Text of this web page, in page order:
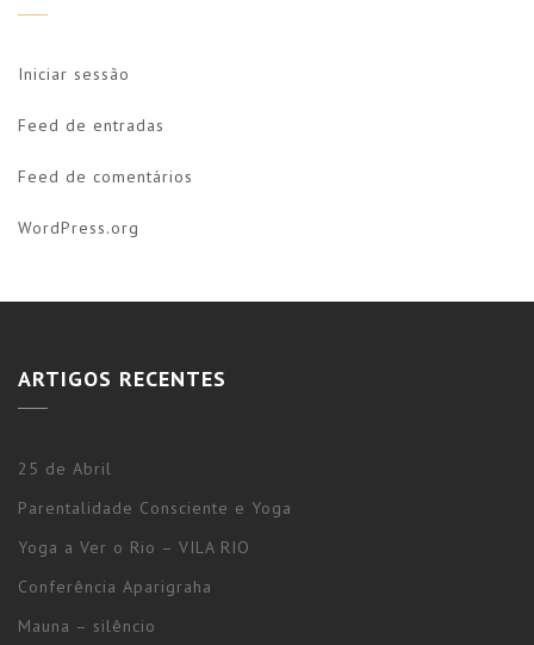
Iniciar sessão
Feed de entradas
Feed de comentários
WordPress.org
ARTIGOS RECENTES
25 de Abril
Parentalidade Consciente e Yoga
Yoga a Ver o Rio – VILA RIO
Conferência Aparigraha
Mauna – silêncio